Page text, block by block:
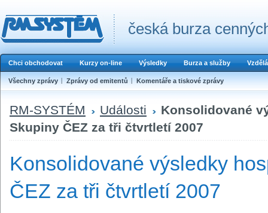
česká burza
Chci obchodovat Kurzy on-line Výsledky Burza a služby
Všechny zprávy Zprávy od emitentů Komentáře a tiskové zprávy
RM-SYSTÉM Události
Konsolidované
Skupiny ČEZ za tři čtvrtletí 2007
Konsolidované výsledky
ČEZ za tři čtvrtletí 2007